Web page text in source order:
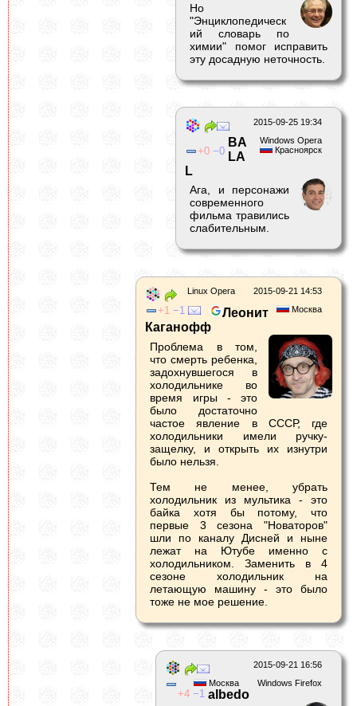
Но
"Энциклопедическ
ий словарь по
химии" помог исправить
эту досадную неточность.
2015-09-25 19:34
Windows Opera
Красноярск
0 0
BA
LA
L
Ага, и персонажи
современного
фильма травились
слабительным.
2015-09-21 14:53
Linux Opera
Москва
1 1
Леонит
Каганофф
Проблема в том,
что смерть ребенка,
задохнувшегося в
холодильнике во
время игры - это
было достаточно
частое явление в СССР, где
холодильники имели ручку-
защелку, и открыть их изнутри
было нельзя.
Тем не менее, убрать
холодильник из мультика - это
байка хотя бы потому, что
первые 3 сезона "Новаторов"
шли по каналу Дисней и ныне
лежат на Ютубе именно с
холодильником. Заменить в 4
сезоне холодильник на
летающую машину - это было
тоже не мое решение.
2015-09-21 16:56
Windows Firefox
Москва
4 1 albеdo